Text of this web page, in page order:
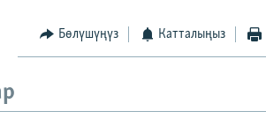
Бөлүшүңүз Катталыңыз